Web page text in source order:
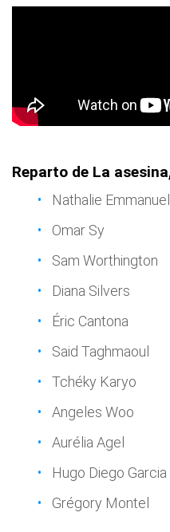
Reparto de La
Nathalie Emmanuel
Omar Sy
Sam Worthington
Diana Silvers
Éric Cantona
Said Taghmaoul
Tchéky Karyo
Angeles Woo
Aurélia Agel
Hugo Diego Garcia
Grégory Montel